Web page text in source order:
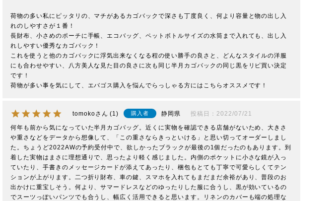
荷物の多い私にピッタリの、マチがあるカゴバックで深さも丁度良く、何より容量と物の出し入
れのしやすさが１番！
長財布、小さめのポーチに手帳、エコバッグ、ペットボトルサイズの水筒まで入れても、出し入
れしやすい優秀なカゴバック！
これを使うと他のカゴバックに浮気出来なくなる程の使い勝手の良さと、どんなスタイルの洋服
にも合わせやすい、八方美人な見た目の良さに次も同じ半月カゴバックの同じ黒をリピ買い決定
です！
荷物が多い事を気にして、エバゴス購入を悩んでらっしゃる方にはこちらオススメです！
tomoko 1 購入者 静岡県 投稿日
2022/07/21
何年も前から気になっていた半月カゴバッグ。近くに実物を確認できる店舗がないため、大きさ
や重さなどをデータから想像して、「この重さならきっといける」と思い切ってオーダーしまし
た。ちょうど2022AWの予約受付中で、欲しかったブラックが最後の1個だったのもあります。到
着した実物はまさに理想通りで、思ったより軽く感じました。内側のポケットに小さな鏡が入っ
ていたり、手書きのメッセージカードが添えてあったり、梱包もとても丁寧で可愛らしくてテン
ションが上がります。二つ折り財布、車の鍵、スマホを入れてもまだまだ余裕があり、普段のお
出かけに重宝しそう。何より、サマードレスなどのゆったりした服に合うし、黒が効いているの
でスーツっぽいパンツでも合うし、幅広く活用できると思います。リネンのカバーも端の処理な